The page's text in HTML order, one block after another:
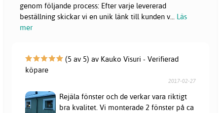
genom följande process: Efter varje levererad
beställning skickar vi en unik länk till kunden v... Läs
mer
(5 av 5) av Kauko Visuri - Verifierad
köpare
2017-02-27
Rejäla fönster och de verkar vara riktigt
bra kvalitet. Vi monterade 2 fönster på ca